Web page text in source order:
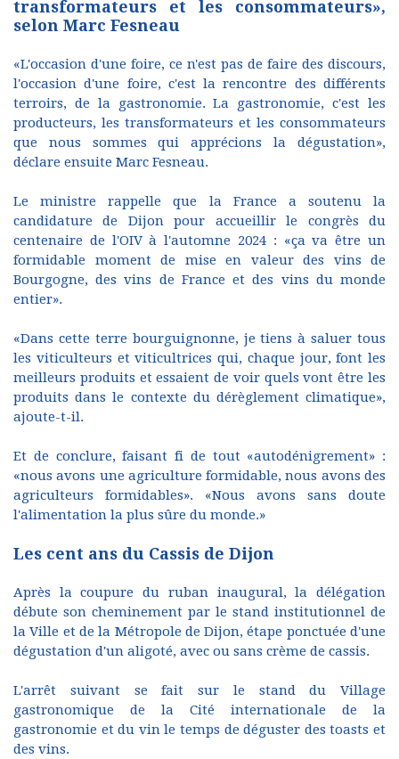
transformateurs et les consommateurs»,
selon Marc Fesneau
«L'occasion d'une foire, ce n'est pas de faire des discours,
l'occasion d'une foire, c'est la rencontre des différents
terroirs, de la gastronomie. La gastronomie, c'est les
producteurs, les transformateurs et les consommateurs
que nous sommes qui apprécions la dégustation»,
déclare ensuite Marc Fesneau.
Le ministre rappelle que la France a soutenu la
candidature de Dijon pour accueillir le congrès du
centenaire de l'OIV à l'automne 2024 : «ça va être un
formidable moment de mise en valeur des vins de
Bourgogne, des vins de France et des vins du monde
entier».
«Dans cette terre bourguignonne, je tiens à saluer tous
les viticulteurs et viticultrices qui, chaque jour, font les
meilleurs produits et essaient de voir quels vont être les
produits dans le contexte du dérèglement climatique»,
ajoute-t-il.
Et de conclure, faisant fi de tout «autodénigrement» :
«nous avons une agriculture formidable, nous avons des
agriculteurs formidables». «Nous avons sans doute
l'alimentation la plus sûre du monde.»
Les cent ans du Cassis de Dijon
Après la coupure du ruban inaugural, la délégation
débute son cheminement par le stand institutionnel de
la Ville et de la Métropole de Dijon, étape ponctuée d'une
dégustation d'un aligoté, avec ou sans crème de cassis.
L'arrêt suivant se fait sur le stand du Village
gastronomique de la Cité internationale de la
gastronomie et du vin le temps de déguster des toasts et
des vins.